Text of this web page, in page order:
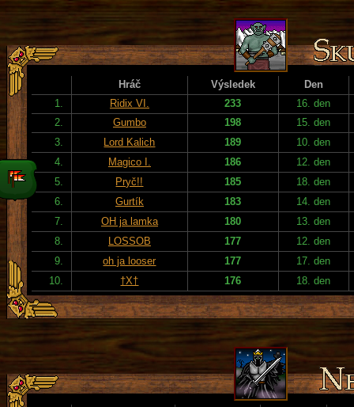
Hráč Výsledek
Den
1.
Ridix VI. 233
16. den
2.
Gumbo 198
15. den
3.
Lord Kalich 189
10. den
4.
Magico I. 186
12. den
5.
Pryč!! 185
18. den
6.
Gurtík 183
14. den
7.
OH ja lamka 180
13. den
8.
LOSSOB 177
12. den
9.
oh ja looser 177
17. den
10.
†X† 176 18. den